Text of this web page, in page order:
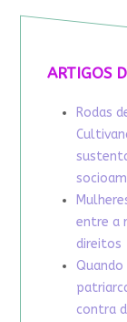
ARTIGOS
Rodas
entre a
direitos
contra